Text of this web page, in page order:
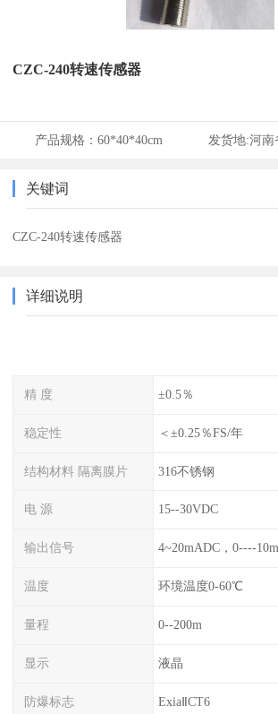
CZC-240转速传感器
产品规格：60*40*40cm 发货地:河南
关键词
CZC-240转速传感器
详细说明
精 度 ±0.5％
稳定性 ＜±0.25％FS/年
结构材料 隔离膜片 316不锈钢
电 源 15--30VDC
输出信号 4~20mADC，0----
温度 环境温度0-60℃
量程 0--200m
显示 液晶
防爆标志 ExiaⅡCT6